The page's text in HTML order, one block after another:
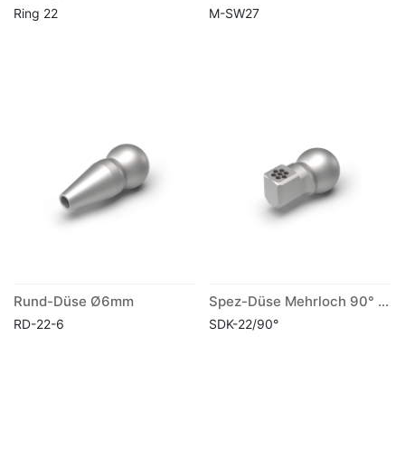
Ring 22 M-SW27
Rund-Düse Ø6mm
RD-22-6
Spez-Düse Mehrloch 90° kurz
SDK-22/90°